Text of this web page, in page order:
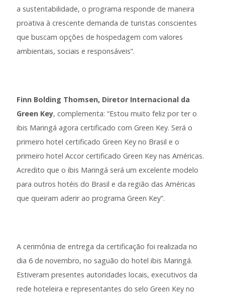
a sustentabilidade, o programa responde de maneira
proativa à crescente demanda de turistas conscientes
que buscam opções de hospedagem com valores
ambientais, sociais e responsáveis”.
Finn Bolding Thomsen, Diretor Internacional da
Green Key, complementa: “Estou muito feliz por ter o
ibis Maringá agora certificado com Green Key. Será o
primeiro hotel certificado Green Key no Brasil e o
primeiro hotel Accor certificado Green Key nas Américas.
Acredito que o ibis Maringá será um excelente modelo
para outros hotéis do Brasil e da região das Américas
que queiram aderir ao programa Green Key”.
A cerimônia de entrega da certificação foi realizada no
dia 6 de novembro, no saguão do hotel ibis Maringá.
Estiveram presentes autoridades locais, executivos da
rede hoteleira e representantes do selo Green Key no